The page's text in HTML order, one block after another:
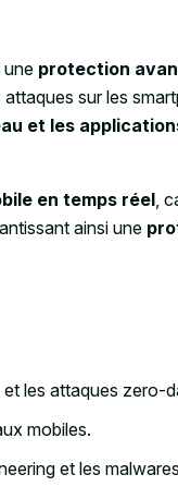
une protection
sur les
et les
en temps réel,
ainsi une
les attaques zero-
mobiles.
et les